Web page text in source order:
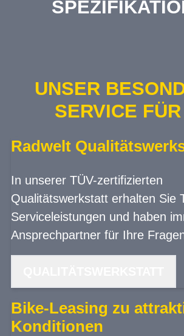
UNSER
SERVICE
Radwelt
In unserer TÜV-zertifizierten
Qualitätswerkstatt erhalten Sie
Serviceleistungen und haben
Ansprechpartner für Ihre
Bike-Leasing zu
Konditionen